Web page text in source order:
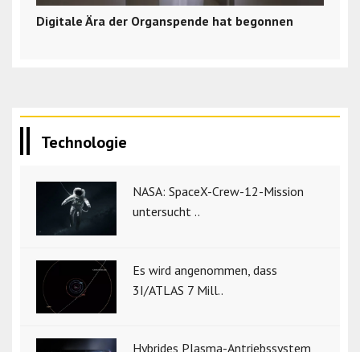
Digitale Ära der Organspende hat begonnen
Technologie
NASA: SpaceX-Crew-12-Mission
untersucht ..
Es wird angenommen, dass
3I/ATLAS 7 Mill..
Hybrides Plasma-Antriebssystem